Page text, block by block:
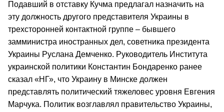
Подавший в отставку Кучма предлагал назначить на
эту должность другого представителя Украины в
трехсторонней контактной группе – бывшего
замминистра иностранных дел, советника президента
Украины Руслана Демченко. Руководитель Института
украинской политики Константин Бондаренко ранее
сказал «НГ», что Украину в Минске должен
представлять политический тяжеловес уровня Евгения
Марчука. Политик возглавлял правительство Украины,